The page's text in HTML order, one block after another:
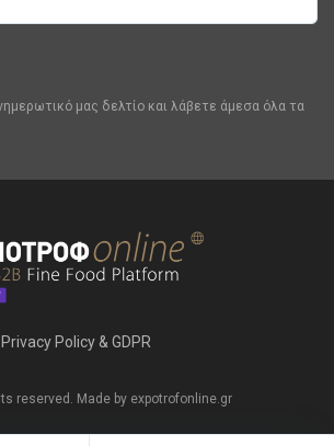
μας δελτίο και λάβετε άμεσα όλα τα
Privacy Policy & GDPR
reserved. Made by expotrofonline.gr